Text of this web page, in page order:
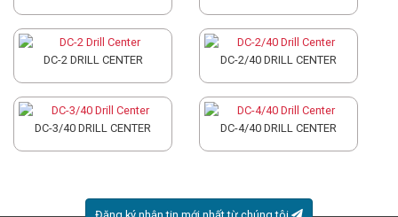
DC-2 DRILL CENTER DC-2/40 DRILL CENTER
DC-3/40 DRILL CENTER DC-4/40 DRILL CENTER